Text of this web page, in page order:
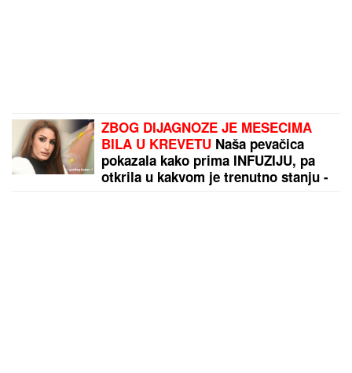
ZBOG DIJAGNOZE JE MESECIMA
BILA U KREVETU Naša pevačica
pokazala kako prima INFUZIJU, pa
otkrila u kakvom je trenutno stanju -